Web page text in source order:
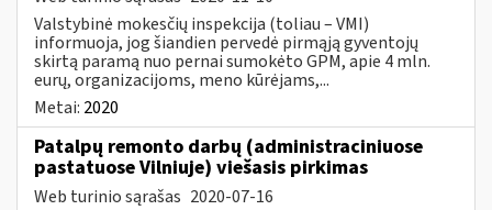
Valstybinė mokesčių inspekcija (toliau – VMI)
informuoja, jog šiandien pervedė pirmąją gyventojų
skirtą paramą nuo pernai sumokėto GPM, apie 4 mln.
eurų, organizacijoms, meno kūrėjams,...
Metai: 2020
Patalpų remonto darbų (administraciniuose
pastatuose Vilniuje) viešasis pirkimas
Web turinio sąrašas 2020-07-16